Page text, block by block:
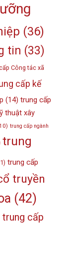
(36)
tin (33)
Công tác xã
cấp kế
(14) trung cấp
thuật xây
trung cấp ngành
trung
trung cấp
truyền
(42)
trung cấp